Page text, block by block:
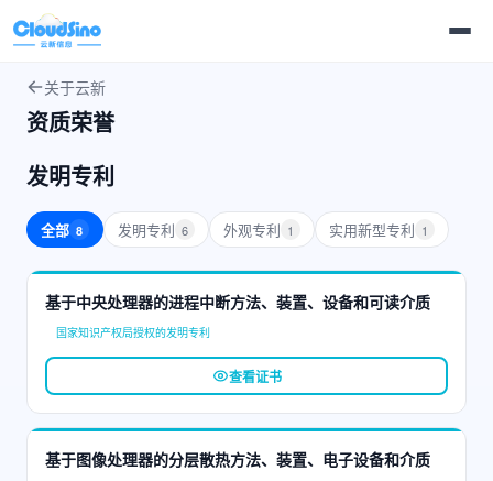
关于云新
资质荣誉
发明专利
全部 8 发明专利 6 外观专利 1 实用新型专利 1
基于中央处理器的进程中断方法、装置、设备和可读介质
国家知识产权局授权的发明专利
查看证书
基于图像处理器的分层散热方法、装置、电子设备和介质